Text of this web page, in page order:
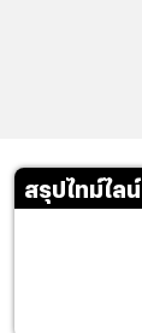
สรุปไทม์ไลน์